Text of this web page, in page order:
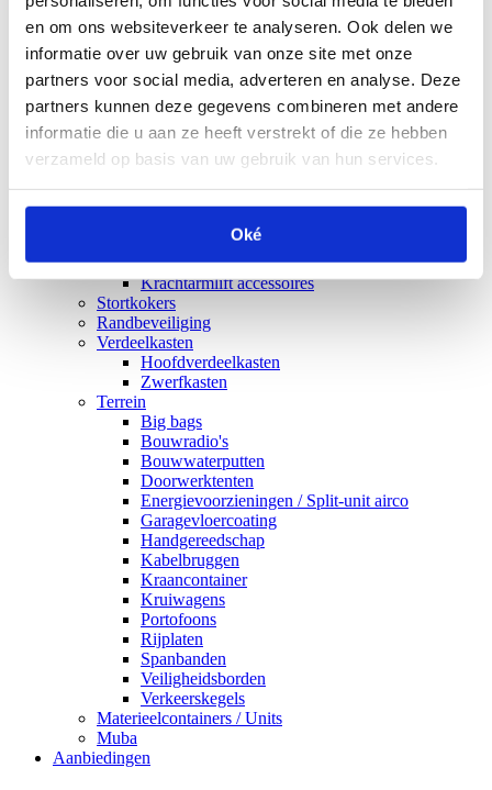
en om ons websiteverkeer te analyseren. Ook delen we
informatie over uw gebruik van onze site met onze
partners voor social media, adverteren en analyse. Deze
partners kunnen deze gegevens combineren met andere
informatie die u aan ze heeft verstrekt of die ze hebben
verzameld op basis van uw gebruik van hun services.
Oké
Stapelpallets verzinkt
Stapelbakken
Bouwplaatsinrichting
Bouwhekken
Demontabele containers
Bouwverwarming
Bouwkachels
Bouwdrogers
Gaskachels
Krachtarmliften
Krachtarmlift accessoires
Stortkokers
Randbeveiliging
Verdeelkasten
Hoofdverdeelkasten
Zwerfkasten
Terrein
Big bags
Bouwradio's
Bouwwaterputten
Doorwerktenten
Energievoorzieningen / Split-unit airco
Garagevloercoating
Handgereedschap
Kabelbruggen
Kraancontainer
Kruiwagens
Portofoons
Rijplaten
Spanbanden
Veiligheidsborden
Verkeerskegels
Materieelcontainers / Units
Muba
Aanbiedingen